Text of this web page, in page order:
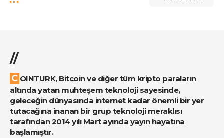
//
COINTURK, Bitcoin ve diğer tüm kripto paraların
altında yatan muhteşem teknoloji sayesinde,
geleceğin dünyasında internet kadar önemli bir yer
tutacağına inanan bir grup teknoloji meraklısı
tarafından 2014 yılı Mart ayında yayın hayatına
başlamıştır.